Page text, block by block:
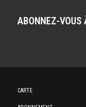
ABONNEZ-VOUS
CARTE